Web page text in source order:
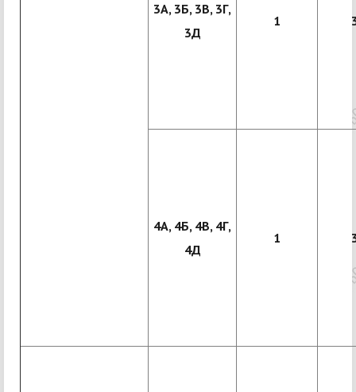
3А, 3Б, 3В, 3Г,
3Д
1
4А, 4Б, 4В, 4Г,
4Д
1